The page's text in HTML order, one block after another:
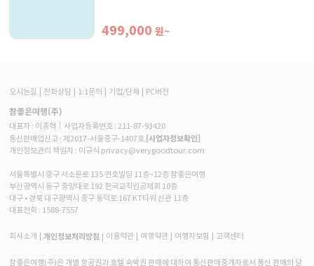
499,000 원~
오시는길 전화상담 1:1문의 기업/단체 PC버전
참좋은여행(주)
대표자 : 이종혁│사업자등록번호 : 211-87-93420
통신판매업신고 : 제2017-서울중구-1407호 [사업자정보확인]
개인정보관리 책임자 : 이규식 privacy@verygoodtour.com
서울특별시 중구 서소문로 135 연호빌딩 11층~12층 참좋은여행
부산광역시 동구 중앙대로 192 한국교직원공제회 10층
대구 • 경북 대구광역시 중구 동덕로 167 KT타워 신관 11층
대표전화 : 1588-7557
회사소개 개인정보처리방침 이용약관 여행약관 여행자보험 고객센터
참좋은여행(주)은 개별 항공권과 호텔 숙박권 판매에 대하여 통신판매중개자로서 통신 판매의 당